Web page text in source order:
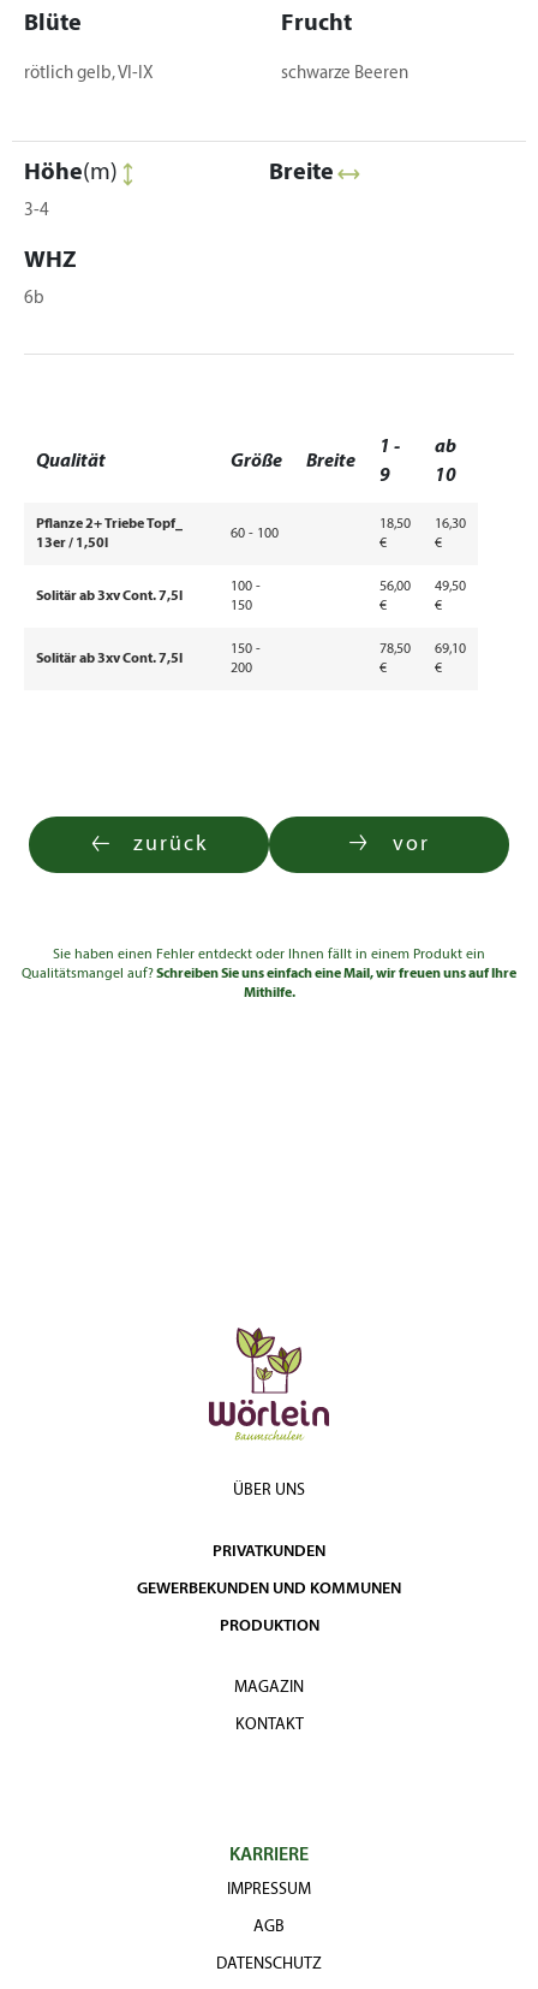
Blüte
rötlich gelb, VI-IX
Frucht
schwarze Beeren
Höhe(m)
3-4
Breite
WHZ
6b
Qualität Größe Breite
1 -
9
ab
10
Pflanze 2+ Triebe Topf_
13er / 1,50l
60 - 100
18,50
€
16,30
€
Solitär ab 3xv Cont. 7,5l
100 -
150
56,00
€
49,50
€
Solitär ab 3xv Cont. 7,5l
150 -
200
78,50
€
69,10
€
zurück vor
Sie haben einen Fehler entdeckt oder Ihnen fällt in einem Produkt ein
Qualitätsmangel auf?Schreiben Sie uns einfach eine Mail, wir freuen uns auf Ihre
Mithilfe.
ÜBER UNS
PRIVATKUNDEN
GEWERBEKUNDEN UND KOMMUNEN
PRODUKTION
MAGAZIN
KONTAKT
KARRIERE
IMPRESSUM
AGB
DATENSCHUTZ